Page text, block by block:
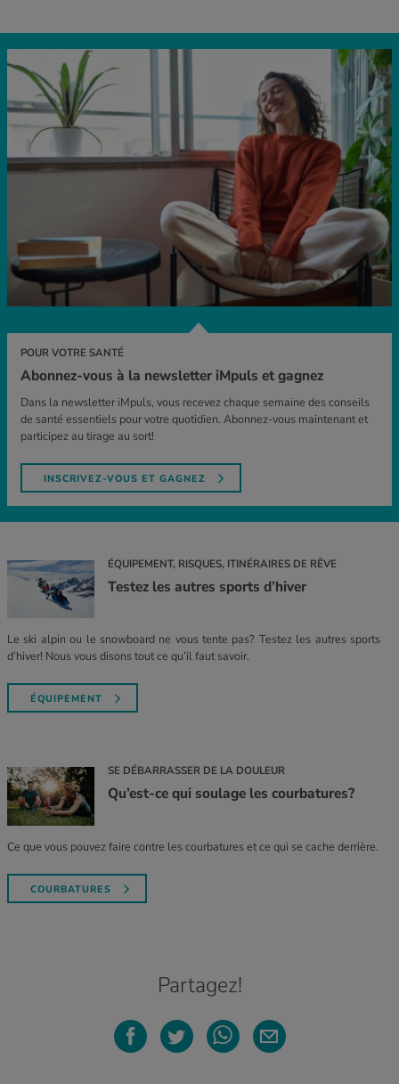
POUR VOTRE SANTÉ
Abonnez-vous à la newsletter iMpuls et gagnez
Dans la newsletter iMpuls, vous recevez chaque semaine des conseils
de santé essentiels pour votre quotidien. Abonnez-vous maintenant et
participez au tirage au sort!
INSCRIVEZ-VOUS ET GAGNEZ
ÉQUIPEMENT, RISQUES, ITINÉRAIRES DE RÊVE
Testez les autres sports d’hiver
Le ski alpin ou le snowboard ne vous tente pas? Testez les autres sports
d’hiver! Nous vous disons tout ce qu’il faut savoir.
ÉQUIPEMENT
SE DÉBARRASSER DE LA DOULEUR
Qu’est-ce qui soulage les courbatures?
Ce que vous pouvez faire contre les courbatures et ce qui se cache derrière.
COURBATURES
Partagez!